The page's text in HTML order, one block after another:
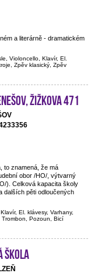
a literárně - dramatickém
Violoncello, Klavír, El.
Zpěv klasický, Zpěv
Žižkova 471
to znamená, že má
obor /HO/, výtvarný
). Celková kapacita školy
dalších pěti odloučených
El. klávesy, Varhany,
Pozoun, Bicí
škola